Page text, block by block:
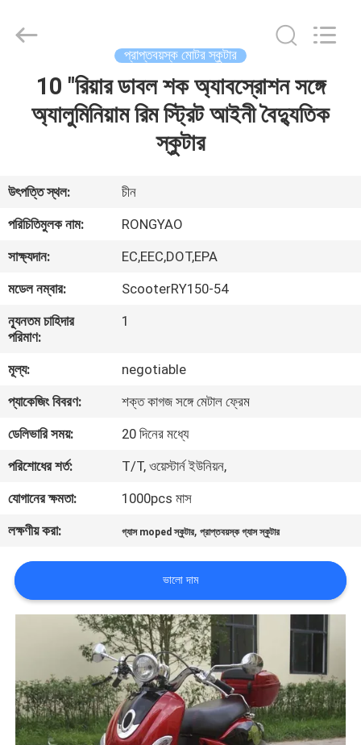
আমাদের
সম্পর্কে
কারখানা
ভ্রমণ
নিয়ন্ত্রণ
যোগাযোগ
করুন
উদ্ধৃতির
জন্য
আবেদন
সাইট
গোপনীয়তা
নীতি
Vehicle
Co.,Ltd.
প্রাপ্তবয়স্ক মোটর স্কুটার
10 "রিয়ার ডাবল শক অ্যাবস্রোশন সঙ্গে
অ্যালুমিনিয়াম রিম স্ট্রিট আইনী বৈদ্যুতিক
স্কুটার
উৎপত্তি স্থল:
চীন
পরিচিতিমুলক নাম:
RONGYAO
সাক্ষ্যদান:
EC,EEC,DOT,EPA
মডেল নম্বার:
ScooterRY150-54
ন্যূনতম চাহিদার
পরিমাণ:
1
মূল্য:
negotiable
প্যাকেজিং বিবরণ:
শক্ত কাগজ সঙ্গে মেটাল ফ্রেম
ডেলিভারি সময়:
20 দিনের মধ্যে
পরিশোধের শর্ত:
T/T, ওয়েস্টার্ন ইউনিয়ন,
যোগানের ক্ষমতা:
1000pcs মাস
লক্ষণীয় করা:
গ্যাস moped স্কুটার,প্রাপ্তবয়স্ক গ্যাস স্কুটার
ভালো দাম